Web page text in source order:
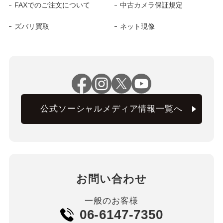
FAXでのご注文について 中古カメラ保証規定
ズバリ買取 ネット現像
公式ソーシャルメディア情報一覧へ
お問い合わせ
一般のお客様
06-6147-7350